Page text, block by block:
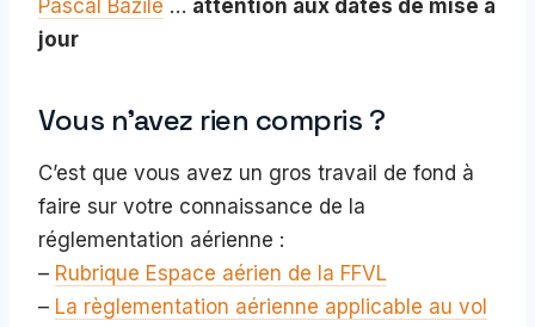
Pascal Bazile … attention aux dates de mise à
jour
Vous n’avez rien compris ?
C’est que vous avez un gros travail de fond à
faire sur votre connaissance de la
réglementation aérienne :
– Rubrique Espace aérien de la FFVL
– La règlementation aérienne applicable au vol